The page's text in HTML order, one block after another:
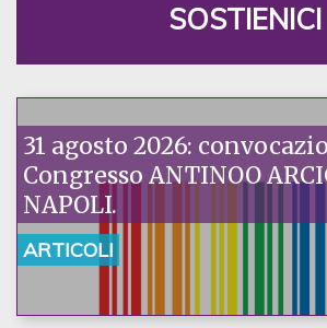
SOSTIENICI
31 agosto 2026:
Congresso ANTINOO
NAPOLI.
ARTICOLI